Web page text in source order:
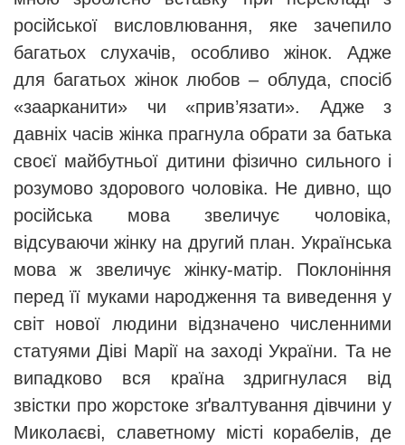
російської висловлювання, яке зачепило
багатьох слухачів, особливо жінок. Адже
для багатьох жінок любов – облуда, спосіб
«заарканити» чи «прив’язати». Адже з
давніх часів жінка прагнула обрати за батька
своєї майбутньої дитини фізично сильного і
розумово здорового чоловіка. Не дивно, що
російська мова звеличує чоловіка,
відсуваючи жінку на другий план. Українська
мова ж звеличує жінку-матір. Поклоніння
перед її муками народження та виведення у
світ нової людини відзначено численними
статуями Діві Марії на заході України. Та не
випадково вся країна здригнулася від
звістки про жорстоке зґвалтування дівчини у
Миколаєві, славетному місті корабелів, де